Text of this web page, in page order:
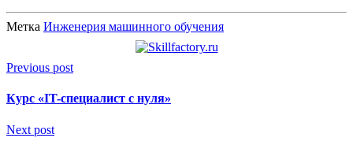
Метка Инженерия машинного обучения
Previous post
Курс «IT-специалист с нуля»
Next post